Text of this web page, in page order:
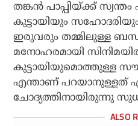
തങ്കന്‍ പാപ്പിയ്ക്ക്
കുട്ടായിയും
ഇരുവരും തമ്മിലുള്ള
മനോഹരമായി സിനിമയില്‍
കുട്ടായിയുമൊത്തുള്ള
എന്താണ് പറയാനുള്ളത്
ചോദ്യത്തിനായിരുന്നു